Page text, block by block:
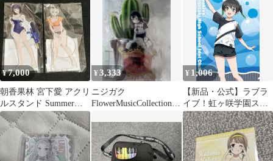
リルスタンド 天王寺璃
奈 SINGING&#44;
DREAMING&#44;
NOW! ver 公式グッズ
colleize コレイズ
¥7,000
朝香果林 宮下愛 アクリ
ルスタンド Summer
Collection 虹ヶ咲
¥3,333
ニジガク
FlowerMusicCollection
¥ 1,006
【新品・公式】ラブラ
イブ！虹ヶ咲学園スク
ールアイドル同好会 ク
リアファイル／高咲 侑
公式グッズ colleize